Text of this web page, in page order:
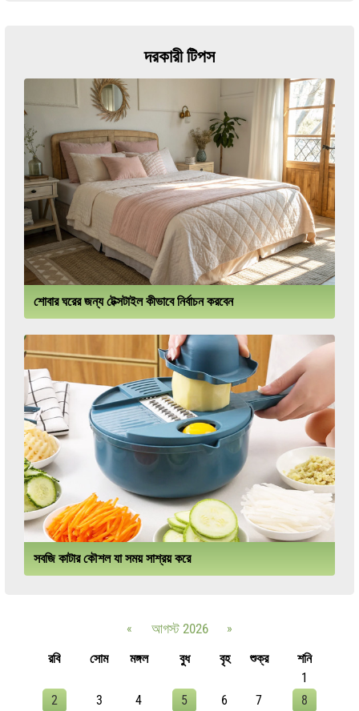
দরকারী টিপস
শোবার ঘরের জন্য টেক্সটাইল কীভাবে নির্বাচন করবেন
সবজি কাটার কৌশল যা সময় সাশ্রয় করে
« আগস্ট 2026
»
রবি
সোম মঙ্গল বুধ বৃহ শুক্র
শনি
1
2
3 4 5 6 7
8